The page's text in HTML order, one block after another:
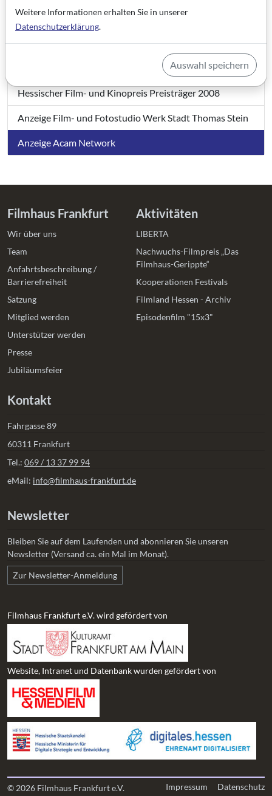
Wie produziert man einen Oscar-Preisträger?
IBH - Projektspiegel
Hessische Rundfunk Filmförderung (HFF-hr)
Hessischer Film- und Kinopreis Preisträger 2008
Anzeige Film- und Fotostudio Werk Stadt Thomas Stein
Anzeige Acam Network
Filmhaus Frankfurt
Wir über uns
Team
Anfahrtsbeschreibung /
Barrierefreiheit
Satzung
Mitglied werden
Unterstützer werden
Presse
Jubiläumsfeier
Aktivitäten
LIBERTA
Nachwuchs-Filmpreis „Das
Filmhaus-Gerippte“
Kooperationen Festivals
Filmland Hessen - Archiv
Episodenfilm "15x3"
Kontakt
Fahrgasse 89
60311 Frankfurt
Tel.: 069 / 13 37 99 94
eMail: info@filmhaus-frankfurt.de
Newsletter
Bleiben Sie auf dem Laufenden und abonnieren Sie unseren
Newsletter (Versand ca. ein Mal im Monat).
Zur Newsletter-Anmeldung
Filmhaus Frankfurt e.V. wird gefördert von
Website, Intranet und Datenbank wurden gefördert von
© 2026 Filmhaus Frankfurt e.V. Impressum Datenschutz
Weitere Informationen erhalten Sie in unserer
Datenschutzerklärung.
Auswahl speichern